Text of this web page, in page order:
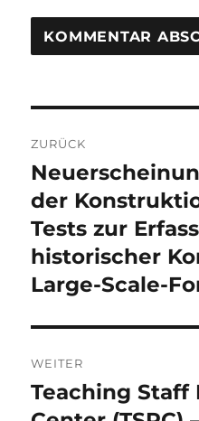
ZURÜCK
Vorheriger
Beitrag:
der
Tests zur
historischer
Large-Scale-
WEITER
Nächster
Beitrag:
Teaching Staff